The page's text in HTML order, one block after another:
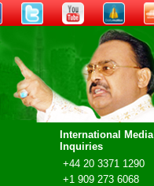
International Media
Inquiries
+44 20 3371 1290
+1 909 273 6068